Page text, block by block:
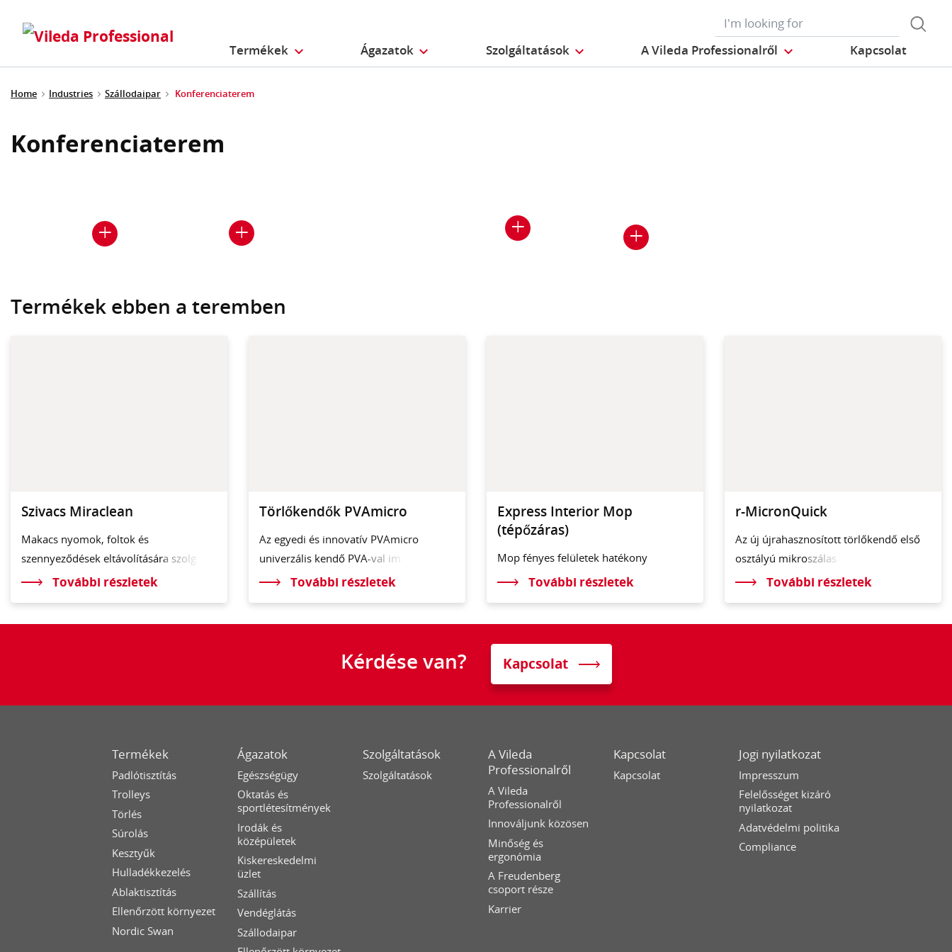
Termékek Ágazatok Szolgáltatások A Vileda Professionalről Kapcsolat
Home Industries Szállodaipar Konferenciaterem
Konferenciaterem
Termékek ebben a teremben
Szivacs Miraclean
Makacs nyomok, foltok és
szennyeződések eltávolítására szolg
További részletek
Törlőkendők PVAmicro
Az egyedi és innovatív PVAmicro
univerzális kendő PVA-val im
További részletek
Express Interior Mop
(tépőzáras)
Mop fényes felületek hatékony
megtisztításához.
További részletek
r-MicronQuick
Az új újrahasznosított törlőkendő első
osztályú mikroszálas
További részletek
Kérdése van? Kapcsolat
Termékek
Padlótisztítás
Trolleys
Törlés
Súrolás
Kesztyűk
Hulladékkezelés
Ablaktisztítás
Ellenőrzött környezet
Nordic Swan
Ágazatok
Egészségügy
Oktatás és
sportlétesítmények
Irodák és
középületek
Kiskereskedelmi
üzlet
Szállítás
Vendéglátás
Szállodaipar
Szolgáltatások
Szolgáltatások
A Vileda
Professionalről
A Vileda
Professionalről
Innováljunk közösen
Minőség és
ergonómia
A Freudenberg
csoport része
Karrier
Kapcsolat
Kapcsolat
Jogi nyilatkozat
Impresszum
Felelősséget kizáró
nyilatkozat
Adatvédelmi politika
Compliance